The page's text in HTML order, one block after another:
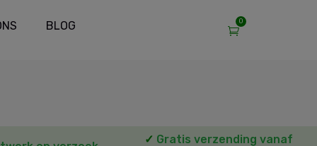
BLOG 0
✓ Gratis verzending vanaf